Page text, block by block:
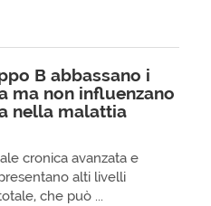
B abbassano i
ma non influenzano
nella malattia
cronica avanzata e
alti livelli
che può ...